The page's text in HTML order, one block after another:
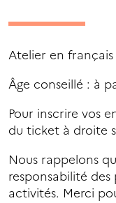
Atelier en
Âge conseillé : à
Pour inscrire vos
du ticket à droite
Nous rappelons
responsabilité
activités. Merci